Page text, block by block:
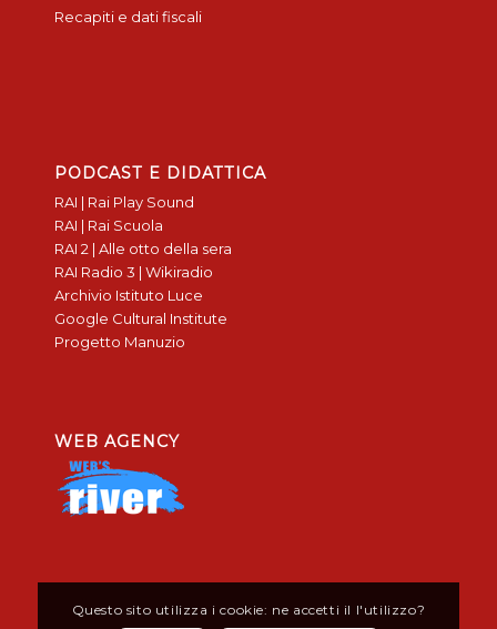
Recapiti e dati fiscali
PODCAST E DIDATTICA
RAI | Rai Play Sound
RAI | Rai Scuola
RAI 2 | Alle otto della sera
RAI Radio 3 | Wikiradio
Archivio Istituto Luce
Google Cultural Institute
Progetto Manuzio
WEB AGENCY
Questo sito utilizza i cookie: ne accetti il l'utilizzo?